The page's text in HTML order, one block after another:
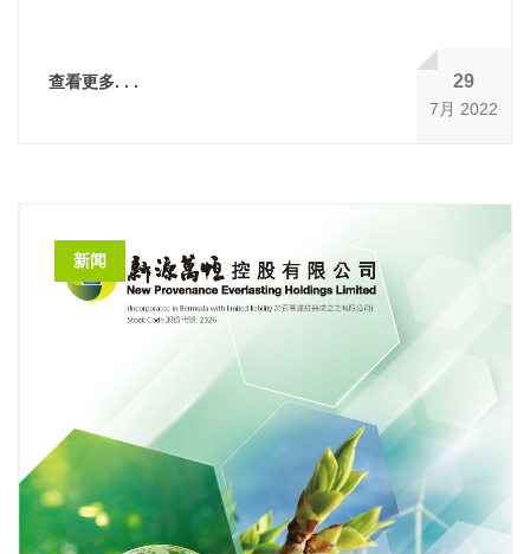
查看更多. . . 29
7月 2022
新闻